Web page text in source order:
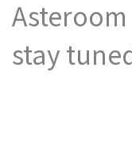
stay